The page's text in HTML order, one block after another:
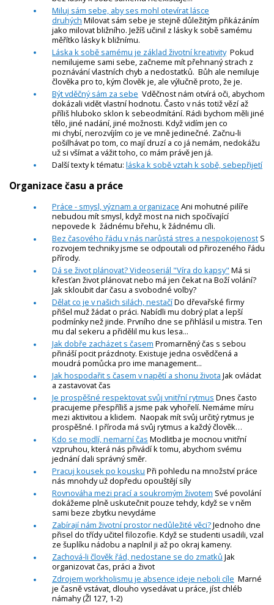
Miluj sám sebe, aby ses mohl otevírat lásce
druhých Milovat sám sebe je stejně důležitým přikázáním
jako milovat bližního. Ježíš učinil z lásky k sobě samému
měřítko lásky k bližnímu.
Láska k sobě samému je základ životní kreativityPokud
nemilujeme sami sebe, začneme mít přehnaný strach z
poznávání vlastních chyb a nedostatků. Bůh ale nemiluje
člověka pro to, kým člověk je, ale výlučně proto, že je.
Být vděčný sám za sebe Vděčnost nám otvírá oči, abychom
dokázali vidět vlastní hodnotu. Často v nás totiž vězí až
příliš hluboko sklon k sebeodmítání. Rádi bychom měli jiné
tělo, jiné nadání, jiné možnosti. Když vidím jen co
mi chybí, nerozvíjím co je ve mně jedinečné. Začnu-li
pošilhávat po tom, co mají druzí a co já nemám, nedokážu
už si všímat a vážit toho, co mám právě jen já.
Další texty k tématu: láska k sobě vztah k sobě, sebepřijetí
Organizace času a práce
Práce - smysl, význam a organizace Ani mohutné pilíře
nebudou mít smysl, když most na nich spočívající
nepovede k žádnému břehu, k žádnému cíli.
Bez časového řádu v nás narůstá stres a nespokojenost S
rozvojem techniky jsme se odpoutali od přirozeného řádu
přírody.
Dá se život plánovat? Videoseriál "Víra do kapsy" Má si
křesťan život plánovat nebo má jen čekat na Boží volání?
Jak skloubit dar času a svobodné volby?
Dělat co je v našich silách, nestačíDo dřevařské firmy
přišel muž žádat o práci. Nabídli mu dobrý plat a lepší
podmínky než jinde. Prvního dne se přihlásil u mistra. Ten
mu dal sekeru a přidělil mu kus lesa...
Jak dobře zacházet s časem Promarněný čas s sebou
přináší pocit prázdnoty. Existuje jedna osvědčená a
moudrá pomůcka pro ime management...
Jak hospodařit s časem v napětí a shonu života Jak ovládat
a zastavovat čas
Je prospěšné respektovat svůj vnitřní rytmus Dnes často
pracujeme přespříliš a jsme pak vyhořelí. Nemáme míru
mezi aktivitou a klidem. Naopak mít svůj určitý rytmus je
prospěšné. I příroda má svůj rytmus a každý člověk…
Kdo se modlí, nemarní čas Modlitba je mocnou vnitřní
vzpruhou, která nás přivádí k tomu, abychom svému
jednání dali správný směr.
Pracuj kousek po kousku Při pohledu na množství práce
nás mnohdy už dopředu opouštějí síly
Rovnováha mezi prací a soukromým životem Své povolání
dokážeme plně uskutečnit pouze tehdy, když se v něm
sami beze zbytku nevydáme
Zabírají nám životní prostor nedůležité věci?Jednoho dne
přisel do třídy učitel filozofie. Když se studenti usadili, vzal
ze šuplíku nádobu a naplnil ji až po okraj kameny.
Zachová-li člověk řád, nedostane se do zmatků Jak
organizovat čas, práci a život
Zdrojem workholismu je absence ideje neboli cíle Marné
je časně vstávat, dlouho vysedávat u práce, jíst chléb
námahy (Žl 127, 1-2)